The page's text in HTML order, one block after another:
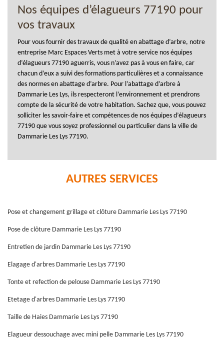
Nos équipes d’élagueurs 77190 pour
vos travaux
Pour vous fournir des travaux de qualité en abattage d’arbre, notre
entreprise Marc Espaces Verts met à votre service nos équipes
d’élagueurs 77190 aguerris, vous n’avez pas à vous en faire, car
chacun d’eux a suivi des formations particulières et a connaissance
des normes en abattage d’arbre. Pour l’abattage d’arbre à
Dammarie Les Lys, ils respecteront l’environnement et prendrons
compte de la sécurité de votre habitation. Sachez que, vous pouvez
solliciter les savoir-faire et compétences de nos équipes d’élagueurs
77190 que vous soyez professionnel ou particulier dans la ville de
Dammarie Les Lys 77190.
AUTRES SERVICES
Pose et changement grillage et clôture Dammarie Les Lys 77190
Pose de clôture Dammarie Les Lys 77190
Entretien de jardin Dammarie Les Lys 77190
Elagage d'arbres Dammarie Les Lys 77190
Tonte et refection de pelouse Dammarie Les Lys 77190
Etetage d'arbres Dammarie Les Lys 77190
Taille de Haies Dammarie Les Lys 77190
Elagueur dessouchage avec mini pelle Dammarie Les Lys 77190